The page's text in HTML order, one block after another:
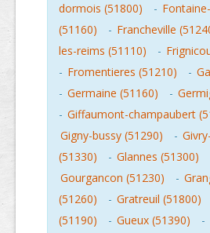
dormois (51800)
-
(51160)
- Francheville
les-reims (51110)
-
- Fromentieres (51210) -
- Germaine (51160) -
- Giffaumont-champaubert
Gigny-bussy (51290)
-
(51330)
- Glannes (51300)
Gourgancon (51230)
-
(51260)
- Gratreuil (51800)
(51190)
- Gueux (51390) -